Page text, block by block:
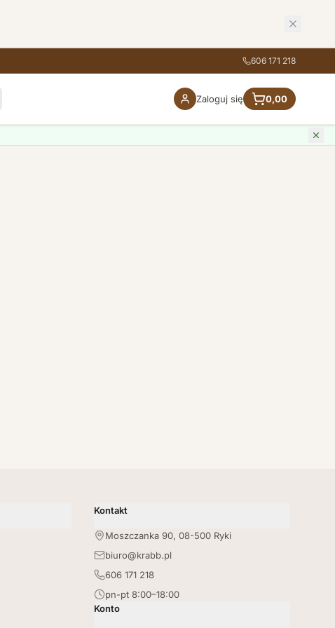
606 171 218
Zaloguj się 0,00
Kontakt
Moszczanka 90, 08-500 Ryki
biuro@krabb.pl
606 171 218
pn-pt 8:00–18:00
Konto